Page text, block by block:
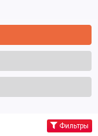
Фильтры